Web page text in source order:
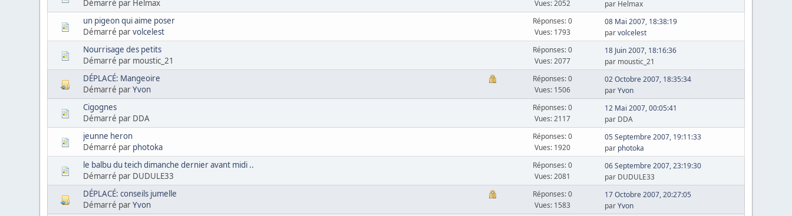
Démarré par Helmax
Vues: 2052
par Helmax
un pigeon qui aime poser
Démarré parvolcelest
Réponses: 0
Vues: 1793
08 Mai 2007, 18:38:19
parvolcelest
Nourrisage des petits
Démarré par moustic_21
Réponses: 0
Vues: 2077
18 Juin 2007, 18:16:36
par moustic_21
DÉPLACÉ: Mangeoire
Démarré parYvon
Réponses: 0
Vues: 1506
02 Octobre 2007, 18:35:34
parYvon
Cigognes
Démarré par DDA
Réponses: 0
Vues: 2117
12 Mai 2007, 00:05:41
par DDA
jeunne heron
Démarré par photoka
Réponses: 0
Vues: 1920
05 Septembre 2007, 19:11:33
par photoka
le balbu du teich dimanche dernier avant midi ..
Démarré par DUDULE33
Réponses: 0
Vues: 2081
06 Septembre 2007, 23:19:30
par DUDULE33
DÉPLACÉ: conseils jumelle
Démarré parYvon
Réponses: 0
Vues: 1583
17 Octobre 2007, 20:27:05
parYvon